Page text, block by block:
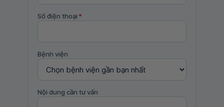
Số điện thoại *
Bệnh viện
Nội dung cần tư vấn